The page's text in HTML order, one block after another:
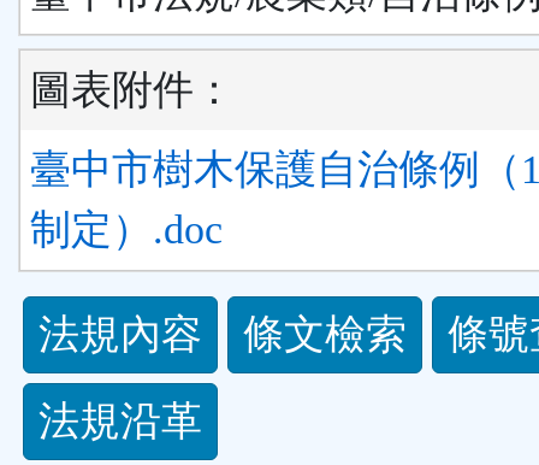
圖表附件：
臺中市樹木保護自治條例（
制定）.doc
法
規
功
法規內容 條文檢索
條
法規沿革